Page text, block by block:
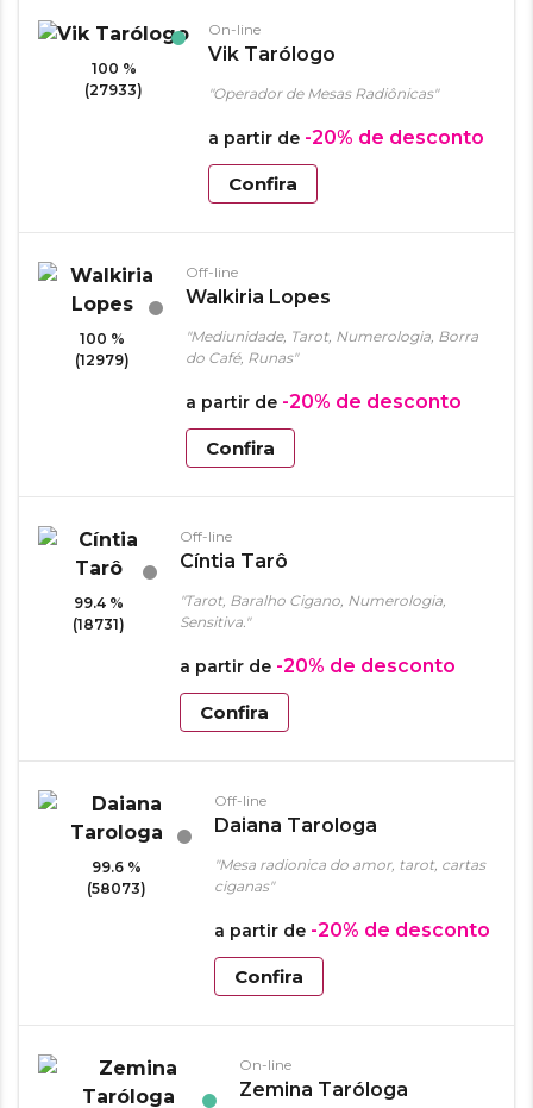
100 %
(27933)
On-line
Vik Tarólogo
"Operador de Mesas Radiônicas"
a partir de -20% de desconto
Confira
100 %
(12979)
Off-line
Walkiria Lopes
"Mediunidade, Tarot, Numerologia, Borra
do Café, Runas"
a partir de -20% de desconto
Confira
99.4 %
(18731)
Off-line
Cíntia Tarô
"Tarot, Baralho Cigano, Numerologia,
Sensitiva."
a partir de -20% de desconto
Confira
99.6 %
(58073)
Off-line
Daiana Tarologa
"Mesa radionica do amor, tarot, cartas
ciganas"
a partir de -20% de desconto
Confira
On-line
Zemina Taróloga